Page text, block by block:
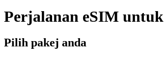
Perjalanan eSIM untuk
Pilih pakej anda